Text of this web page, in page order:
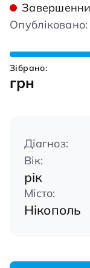
Зібрано:
грн
Діагноз:
Вік:
рік
Місто:
Нікополь